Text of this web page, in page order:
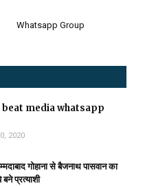
Whatsapp Group
media whatsapp
2020
गोहाना से बैजनाथ पासवान का
प्रत्याशी